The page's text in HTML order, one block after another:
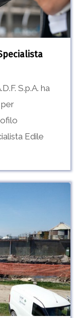
S.p.A. ha
Edile